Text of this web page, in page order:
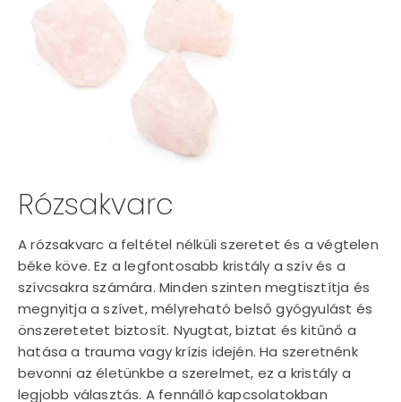
Rózsakvarc
A rózsakvarc a feltétel nélküli szeretet és a végtelen
béke köve. Ez a legfontosabb kristály a szív és a
szívcsakra számára. Minden szinten megtisztítja és
megnyitja a szívet, mélyreható belső gyógyulást és
önszeretetet biztosít. Nyugtat, biztat és kitűnő a
hatása a trauma vagy krízis idején. Ha szeretnénk
bevonni az életünkbe a szerelmet, ez a kristály a
legjobb választás. A fennálló kapcsolatokban